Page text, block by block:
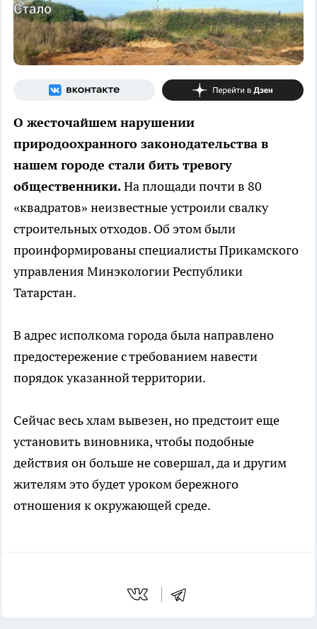
О жесточайшем нарушении
природоохранного законодательства в
нашем городе стали бить тревогу
общественники.На площади почти в 80
«квадратов» неизвестные устроили свалку
строительных отходов. Об этом были
проинформированы специалисты Прикамского
управления Минэкологии Республики
Татарстан.
В адрес исполкома города была направлено
предостережение с требованием навести
порядок указанной территории.
Сейчас весь хлам вывезен, но предстоит еще
установить виновника, чтобы подобные
действия он больше не совершал, да и другим
жителям это будет уроком бережного
отношения к окружающей среде.